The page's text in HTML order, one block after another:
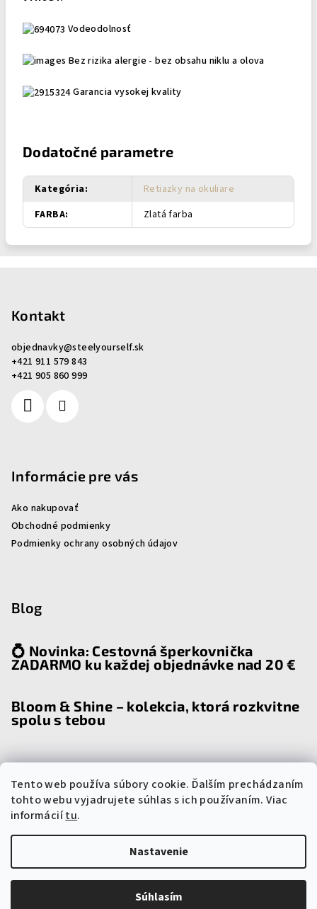
Tento web používa súbory cookie. Ďalším prechádzaním
tohto webu vyjadrujete súhlas s ich používaním. Viac
informáciítu.
Nastavenie
Súhlasím
Vodeodolnosť
Bez rizika alergie - bez obsahu niklu a olova
Garancia vysokej kvality
Dodatočné parametre
Kategória:
Retiazky na okuliare
FARBA: Zlatá farba
Kontakt
objednavky@steelyourself.sk
+421 911 579 843
+421 905 860 999
Informácie pre vás
Ako nakupovať
Obchodné podmienky
Podmienky ochrany osobných údajov
Blog
💍 Novinka: Cestovná šperkovnička
ZADARMO ku každej objednávke nad 20 €
Bloom & Shine – kolekcia, ktorá rozkvitne
spolu s tebou
Prijímame online platby